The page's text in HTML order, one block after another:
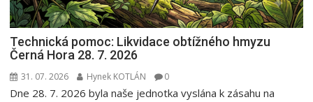
Technická pomoc: Likvidace obtížného hmyzu
Černá Hora 28. 7. 2026
31. 07. 2026 Hynek KOTLÁN 0
Dne 28. 7. 2026 byla naše jednotka vyslána k zásahu na